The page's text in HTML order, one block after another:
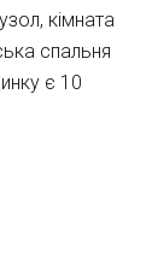
кімната
спальня
є 10